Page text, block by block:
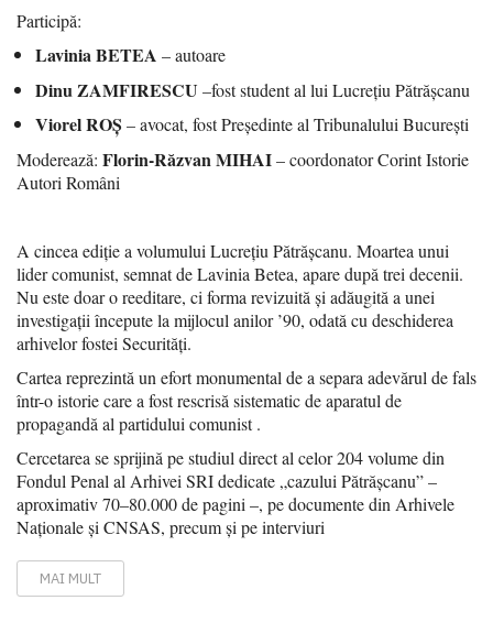
Participă:
Lavinia BETEA – autoare
Dinu ZAMFIRESCU –fost student al lui Lucrețiu Pătrășcanu
Viorel ROȘ – avocat, fost Președinte al Tribunalului București
Moderează: Florin-Răzvan MIHAI– coordonator Corint Istorie
Autori Români
A cincea ediție a volumului Lucrețiu Pătrășcanu. Moartea unui
lider comunist, semnat de Lavinia Betea, apare după trei decenii.
Nu este doar o reeditare, ci forma revizuită și adăugită a unei
investigații începute la mijlocul anilor ’90, odată cu deschiderea
arhivelor fostei Securități.
Cartea reprezintă un efort monumental de a separa adevărul de fals
într-o istorie care a fost rescrisă sistematic de aparatul de
propagandă al partidului comunist .
Cercetarea se sprijină pe studiul direct al celor 204 volume din
Fondul Penal al Arhivei SRI dedicate „cazului Pătrășcanu” –
aproximativ 70–80.000 de pagini –, pe documente din Arhivele
Naționale și CNSAS, precum și pe interviuri
MAI MULT